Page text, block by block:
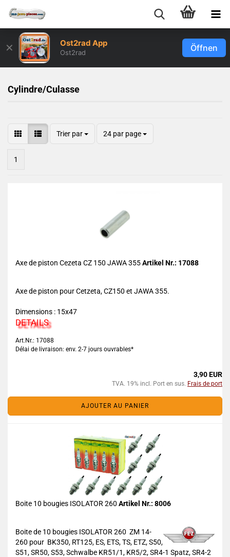
✕ Ost2rad App
Ost2rad Öffnen
Cylindre/Culasse
Trier par 24 par page
1
Axe de piston Cezeta CZ 150 JAWA 355Artikel Nr.: 17088
Axe de piston pour Cetzeta, CZ150 et JAWA 355.
Dimensions : 15x47
DETAILS
Art.Nr.: 17088
Délai de livraison: env. 2-7 jours ouvrables*
3,90 EUR
TVA. 19% incl. Port en sus. Frais de port
AJOUTER AU PANIER
Boite 10 bougies ISOLATOR 260 Artikel Nr.: 8006
Boite de 10 bougies ISOLATOR 260 ZM 14-
260 pour BK350, RT125, ES, ETS, TS, ETZ, S50,
S51, SR50, S53, Schwalbe KR51/1, KR5/2, SR4-1 Spatz, SR4-2